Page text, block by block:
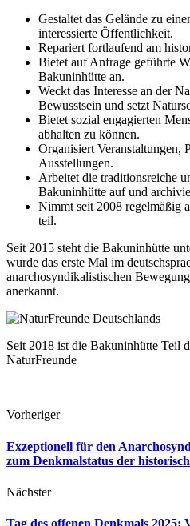
Gestaltet das Gelände zu
interessierte Öffentlichkeit.
Repariert fortlaufend am
Bietet auf Anfrage geführte
Bakuninhütte an.
Weckt das Interesse an der
Bewusstsein und setzt
Bietet sozial engagierten
abhalten zu können.
Organisiert Veranstaltungen,
Ausstellungen.
Arbeitet die traditionsreiche
Bakuninhütte auf und
Nimmt seit 2008 regelmäßig
teil.
Seit 2015 steht die Bakuninhütte
wurde das erste Mal im
anarchosyndikalistischen
anerkannt.
Seit 2018 ist die Bakuninhütte Teil
NaturFreunde
Vorheriger
Exzeptionell für den
zum Denkmalstatus der
Nächster